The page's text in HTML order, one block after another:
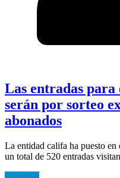
Las entradas
serán por sorteo
abonados
La entidad califa ha puesto
un total de 520 entradas